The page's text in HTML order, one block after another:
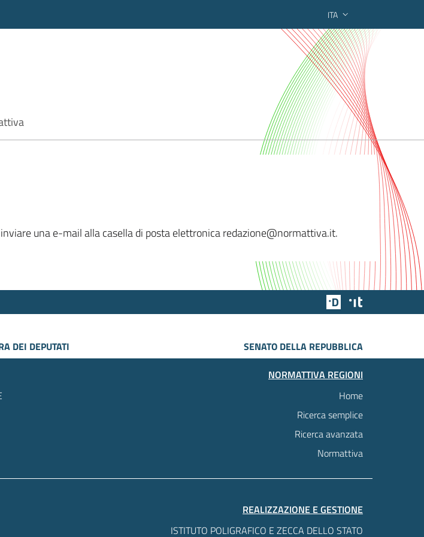
ITA
di ricerca federato regionale
una e-mail alla casella di posta elettronica redazione@normattiva.it.
Team Digitale
DEI DEPUTATI
SENATO DELLA REPUBBLICA
NORMATTIVA REGIONI
Home
Ricerca semplice
Ricerca avanzata
Normattiva
REALIZZAZIONE E GESTIONE
ISTITUTO POLIGRAFICO E ZECCA DELLO STATO